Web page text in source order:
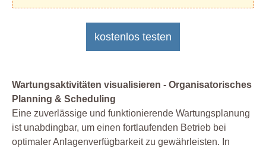
kostenlos testen
Wartungsaktivitäten visualisieren - Organisatorisches
Planning & Scheduling
Eine zuverlässige und funktionierende Wartungsplanung
ist unabdingbar, um einen fortlaufenden Betrieb bei
optimaler Anlagenverfügbarkeit zu gewährleisten. In